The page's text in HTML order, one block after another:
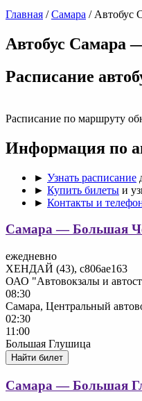
Главная /Самара / Автобус
Автобус Самара
Раcписание
Расписание по маршруту
Информация по
► Узнать расписание
► Купить билеты и
► Контакты и
Самара — Большая
ежедневно
ХЕНДАЙ (43), с806ае163
ОАО "Автовокзалы и
08:30
Самара, Центральный
02:30
11:00
Большая Глушица
Найти билет
Самара — Большая